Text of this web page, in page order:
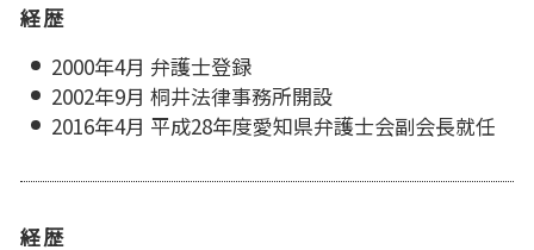
経歴
2000年4月 弁護士登録
2002年9月 桐井法律事務所開設
2016年4月 平成28年度愛知県弁護士会副会長就任
経歴